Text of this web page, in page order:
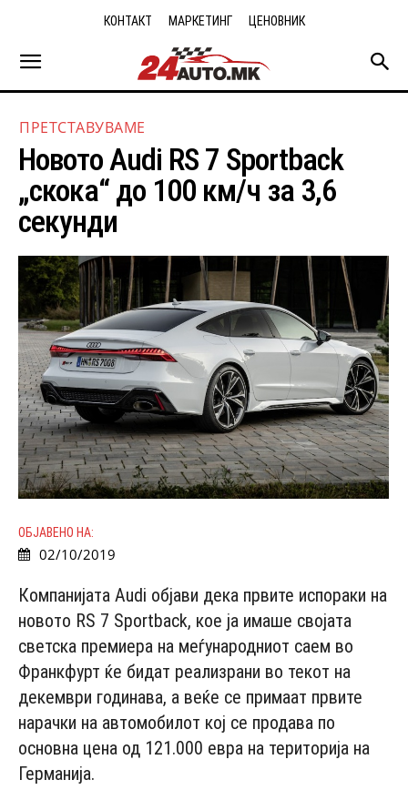
КОНТАКТ МАРКЕТИНГ ЦЕНОВНИК
ПРЕТСТАВУВАМЕ
Новото Audi RS 7 Sportback
„скока“ до 100 км/ч за 3,6
секунди
ОБЈАВЕНО НА:
02/10/2019
Компанијата Audi објави дека првите испораки на
новото RS 7 Sportback, кое ја имаше својата
светска премиера на меѓународниот саем во
Франкфурт ќе бидат реализрани во текот на
декември годинава, а веќе се примаат првите
нарачки на автомобилот кој се продава по
основна цена од 121.000 евра на територија на
Германија.